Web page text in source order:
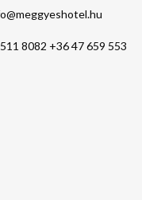
8082 +36 47 659 553